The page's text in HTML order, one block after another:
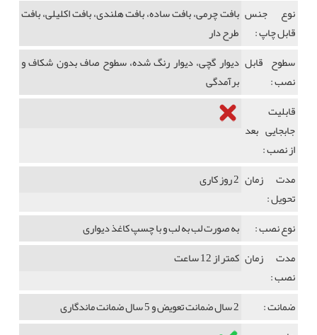
نوع جنس
قابل چاپ :
بافت چرمی، بافت ساده، بافت هلندی، بافت اکلیلی، بافت
طرح دار
سطوح قابل
نصب :
دیوار گچی، دیوار رنگ شده، سطوح صاف بدون شکاف و
برآمدگی
قابلیت
جابجایی بعد
از نصب :
مدت زمان
تحویل :
2 روز کاری
نوع نصب :
به صورت لب به لب و با چسپ کاغذ دیواری
مدت زمان
نصب :
کمتر از 12 ساعت
ضمانت :
2 سال ضمانت تعویض و 5 سال ضمانت ماندگاری